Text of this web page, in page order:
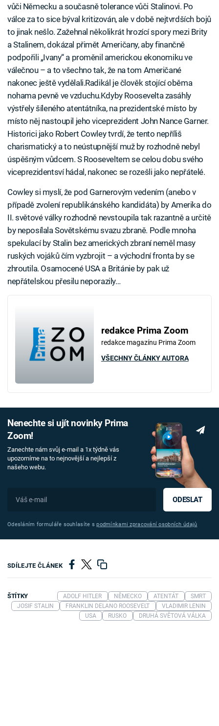
vůči Německu a současně tolerance vůči Stalinovi. Po
válce za to sice býval kritizován, ale v době nejtvrdších bojů
to jinak nešlo. Zažehnal několikrát hrozící spory mezi Brity
a Stalinem, dokázal přimět Američany, aby finančně
podpořili „Ivany“ a proměnil americkou ekonomiku ve
válečnou – a to všechno tak, že na tom Američané
nakonec ještě vydělali.Radikál je člověk stojící oběma
nohama pevně ve vzduchu.Kdyby Roosevelta zasáhly
výstřely šíleného atentátníka, na prezidentské místo by
místo něj nastoupil jeho viceprezident John Nance Garner.
Historici jako Robert Cowley tvrdí, že tento nepříliš
charismatický a to neústupnější muž by rozhodně nebyl
úspěšným vůdcem. S Rooseveltem se celou dobu svého
viceprezidentsví hádal, nakonec se rozešli jako nepřátelé.
Cowley si myslí, že pod Garnerovým vedením (anebo v
případě zvolení republikánského kandidáta) by Amerika do
II. světové války rozhodně nevstoupila tak razantně a určitě
by neposílala Sovětskému svazu zbraně. Podle mnoha
spekulací by Stalin bez amerických zbraní neměl masy
ruských vojáků čím vyzbrojit – a východní fronta by se
zhroutila. Osamocené USA a Británie by pak už
nepřátelskou přesilu neporazily…
redakce Prima Zoom
redakce magazínu Prima Zoom
VŠECHNY ČLÁNKY AUTORA
Nenechte si ujít novinky Prima
Zoom!
Zanechte nám svůj e-mail a 1x týdně vás
upozorníme na to nejnovější a nejlepší z
našeho webu.
ODESLAT
Odesláním formuláře souhlasíte spodmínkami zpracování osobních údajů
SDÍLEJTE ČLÁNEK
ŠTÍTKY ADOLF HITLER NĚMECKO ATENTÁT
SMRT
JOSIF STALIN
FRANKLIN DELANO ROOSEVELT
VLADIMIR LENIN
USA
RUSKO DRUHÁ SVĚTOVÁ VÁLKA